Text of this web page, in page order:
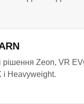
рішення Zeon, VR
і Heavyweight.